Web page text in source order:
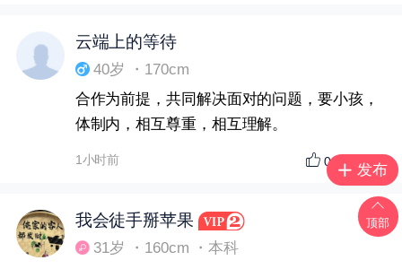
云端上的等待
40岁 ・170cm
合作为前提，共同解决面对的问题，要小孩，
体制内，相互尊重，相互理解。
1小时前 0 0
我会徒手掰苹果
31岁 ・160cm ・本科
发布
顶部